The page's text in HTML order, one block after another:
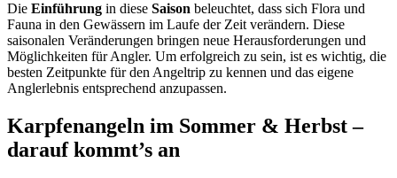
Die Einführung in diese Saison beleuchtet, dass sich Flora und
Fauna in den Gewässern im Laufe der Zeit verändern. Diese
saisonalen Veränderungen bringen neue Herausforderungen und
Möglichkeiten für Angler. Um erfolgreich zu sein, ist es wichtig, die
besten Zeitpunkte für den Angeltrip zu kennen und das eigene
Anglerlebnis entsprechend anzupassen.
Karpfenangeln im Sommer & Herbst –
darauf kommt’s an